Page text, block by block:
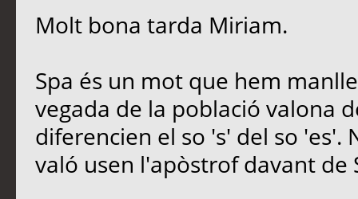
Molt bona tarda Miriam.
Spa és un mot que hem
vegada de la població valona
diferencien el so 's' del so 'es'.
való usen l'apòstrof davant de